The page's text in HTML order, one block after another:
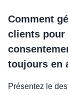
Comment
clients pour
toujours en
Présentez le